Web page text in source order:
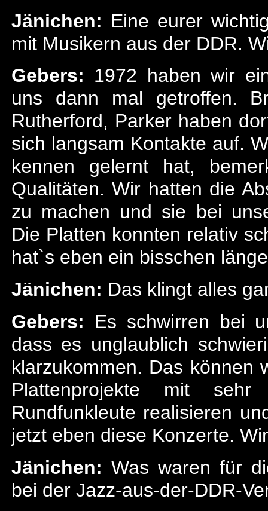
Jänichen: Eine eurer
mit Musikern aus der DDR.
Gebers: 1972 haben wir
uns dann mal getroffen.
Rutherford, Parker haben
sich langsam Kontakte auf.
kennen gelernt hat,
Qualitäten. Wir hatten die
zu machen und sie bei
Die Platten konnten relativ
hat`s eben ein bisschen
Jänichen: Das klingt alles
Gebers: Es schwirren bei
dass es unglaublich
klarzukommen. Das können
Plattenprojekte mit sehr
Rundfunkleute realisieren
jetzt eben diese Konzerte.
Jänichen: Was waren für
bei der Jazz-aus-der-DDR-